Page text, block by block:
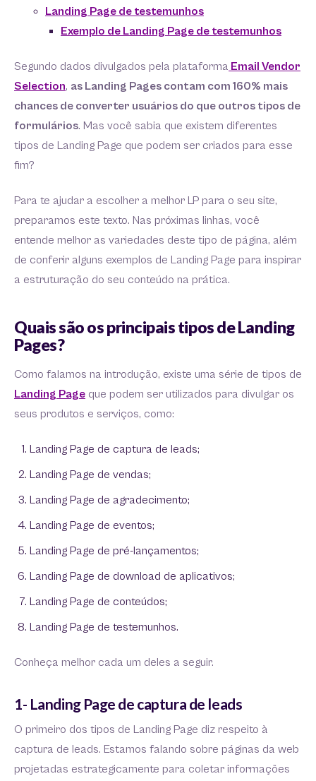
Landing Page de testemunhos
Exemplo de Landing Page de testemunhos
Segundo dados divulgados pela plataforma Email Vendor
Selection, as Landing Pages contam com 160% mais
chances de converter usuários do que outros tipos de
formulários. Mas você sabia que existem diferentes
tipos de Landing Page que podem ser criados para esse
fim?
Para te ajudar a escolher a melhor LP para o seu site,
preparamos este texto. Nas próximas linhas, você
entende melhor as variedades deste tipo de página, além
de conferir alguns exemplos de Landing Page para inspirar
a estruturação do seu conteúdo na prática.
Quais são os principais tipos de Landing
Pages?
Como falamos na introdução, existe uma série de tipos de
Landing Page que podem ser utilizados para divulgar os
seus produtos e serviços, como:
Landing Page de captura de leads;
Landing Page de vendas;
Landing Page de agradecimento;
Landing Page de eventos;
Landing Page de pré-lançamentos;
Landing Page de download de aplicativos;
Landing Page de conteúdos;
Landing Page de testemunhos.
Conheça melhor cada um deles a seguir.
1- Landing Page de captura de leads
O primeiro dos tipos de Landing Page diz respeito à
captura de leads. Estamos falando sobre páginas da web
projetadas estrategicamente para coletar informações